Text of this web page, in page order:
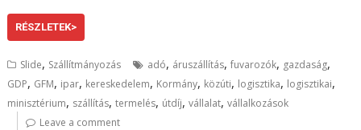
RÉSZLETEK>
Slide, Szállítmányozás adó, áruszállítás,fuvarozók, gazdaság,
GDP, GFM, ipar, kereskedelem, Kormány, közúti, logisztika, logisztikai,
minisztérium, szállítás,termelés, útdíj,vállalat,vállalkozások
Leave a comment